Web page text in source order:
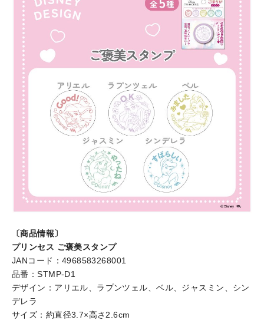
〔商品情報〕
プリンセス ご褒美スタンプ
JANコード：4968583268001
品番：STMP-D1
デザイン：アリエル、ラプンツェル、ベル、ジャスミン、シン
デレラ
サイズ：約直径3.7×高さ2.6cm